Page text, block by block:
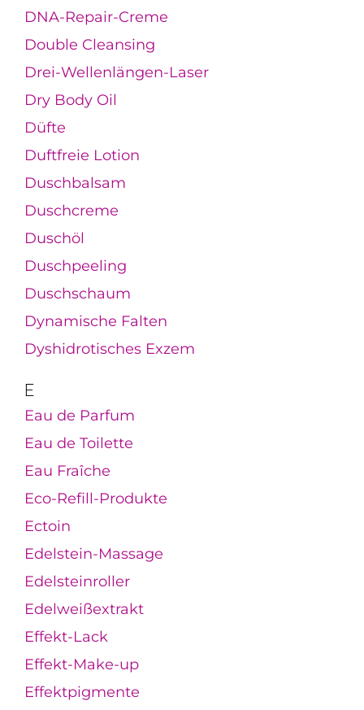
DNA-Repair-Creme
Double Cleansing
Drei-Wellenlängen-Laser
Dry Body Oil
Düfte
Duftfreie Lotion
Duschbalsam
Duschcreme
Duschöl
Duschpeeling
Duschschaum
Dynamische Falten
Dyshidrotisches Exzem
E
Eau de Parfum
Eau de Toilette
Eau Fraîche
Eco-Refill-Produkte
Ectoin
Edelstein-Massage
Edelsteinroller
Edelweißextrakt
Effekt-Lack
Effekt-Make-up
Effektpigmente